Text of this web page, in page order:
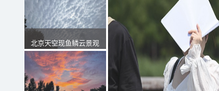
北京天空现鱼鳞云景观